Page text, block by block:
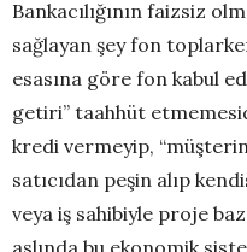
Bankacılığının faizsiz
sağlayan şey fon
esasına göre fon kabul
getiri” taahhüt
kredi vermeyip,
satıcıdan peşin alıp
veya iş sahibiyle proje